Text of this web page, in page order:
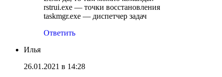
rstrui.exe — точки восстановления
taskmgr.exe — диспетчер задач
Ответить
Илья
26.01.2021 в 14:28